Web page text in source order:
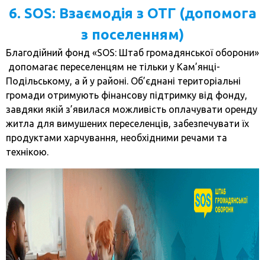
6. SOS: Взаємодія з ОТГ (допомога
з поселенням)
Благодійний фонд «SOS: Штаб громадянської оборони»
допомагає переселенцям не тільки у Кам’янці-
Подільському, а й у районі. Об’єднані територіальні
громади отримують фінансову підтримку від фонду,
завдяки якій з’явилася можливість оплачувати оренду
житла для вимушених переселенців, забезпечувати їх
продуктами харчування, необхідними речами та
технікою.